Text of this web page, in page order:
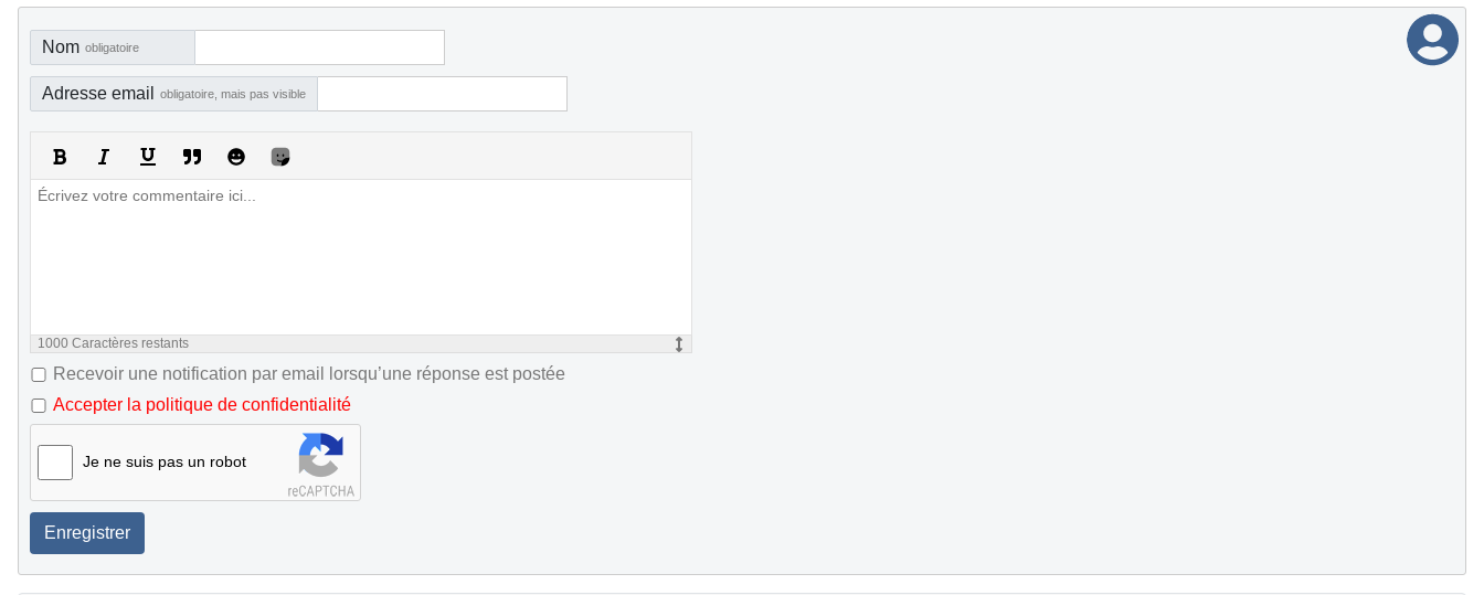
Nom obligatoire
Adresse email obligatoire, mais pas visible
1000 Caractères restants
Recevoir une notification par email lorsqu’une réponse est postée
Accepter la politique de confidentialité
Je ne suis pas un robot
Enregistrer